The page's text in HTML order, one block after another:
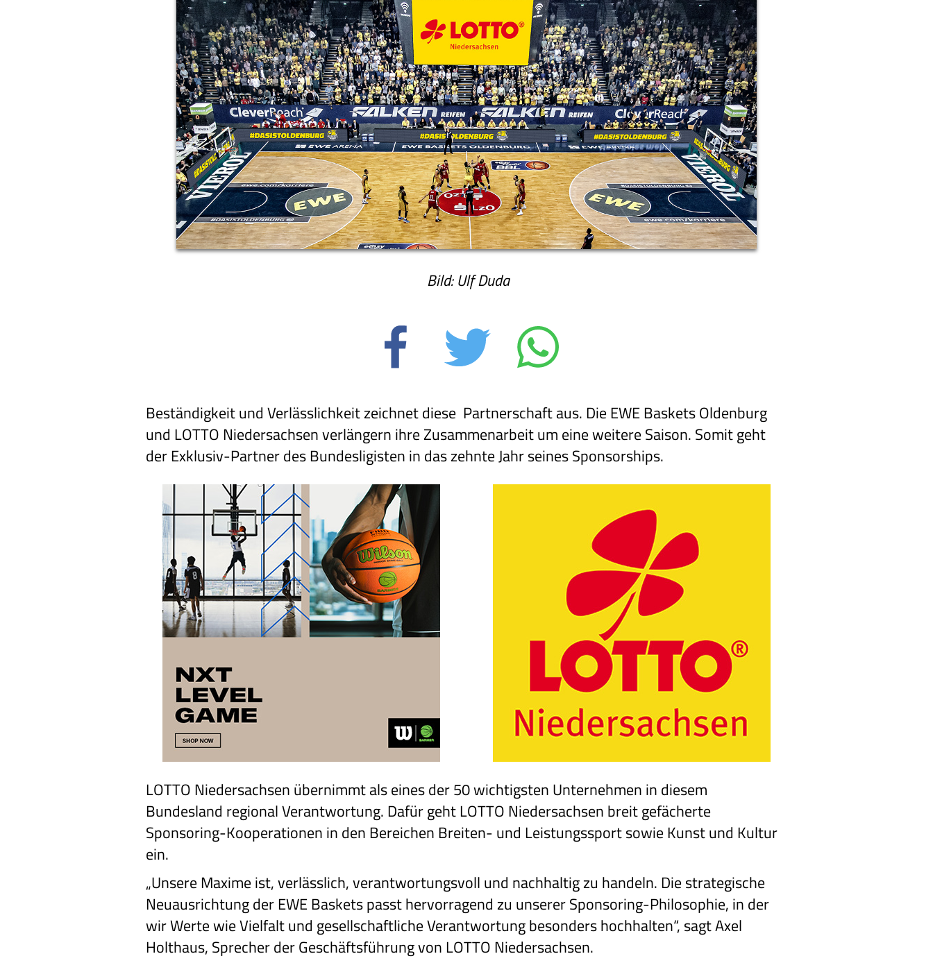
Bild: Ulf Duda
Beständigkeit und Verlässlichkeit zeichnet diese Partnerschaft aus. Die EWE Baskets Oldenburg
und LOTTO Niedersachsen verlängern ihre Zusammenarbeit um eine weitere Saison. Somit geht
der Exklusiv-Partner des Bundesligisten in das zehnte Jahr seines Sponsorships.
LOTTO Niedersachsen übernimmt als eines der 50 wichtigsten Unternehmen in diesem
Bundesland regional Verantwortung. Dafür geht LOTTO Niedersachsen breit gefächerte
Sponsoring-Kooperationen in den Bereichen Breiten- und Leistungssport sowie Kunst und Kultur
ein.
„Unsere Maxime ist, verlässlich, verantwortungsvoll und nachhaltig zu handeln. Die strategische
Neuausrichtung der EWE Baskets passt hervorragend zu unserer Sponsoring-Philosophie, in der
wir Werte wie Vielfalt und gesellschaftliche Verantwortung besonders hochhalten“, sagt Axel
Holthaus, Sprecher der Geschäftsführung von LOTTO Niedersachsen.